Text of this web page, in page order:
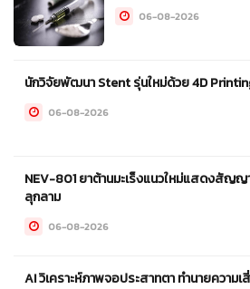
06-08-2026
นักวิจัยพัฒนา Stent รุ่นใหม่ด้วย 4D
06-08-2026
NEV-801 ยาต้านมะเร็งแนวใหม่แสดงสัญ
ลุกลาม
06-08-2026
AI วิเคราะห์ภาพจอประสาทตา ทำนายความ